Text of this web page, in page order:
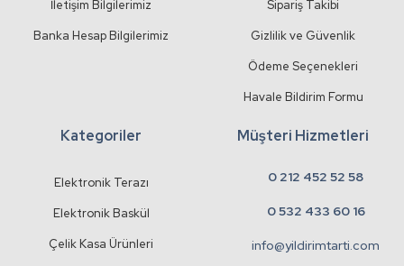
İletişim Bilgilerimiz
Banka Hesap Bilgilerimiz
Sipariş Takibi
Gizlilik ve Güvenlik
Ödeme Seçenekleri
Havale Bildirim Formu
Kategoriler
Elektronik Terazı
Elektronik Baskül
Çelik Kasa Ürünleri
Müşteri Hizmetleri
0 212 452 52 58
0 532 433 60 16
info@yildirimtarti.com